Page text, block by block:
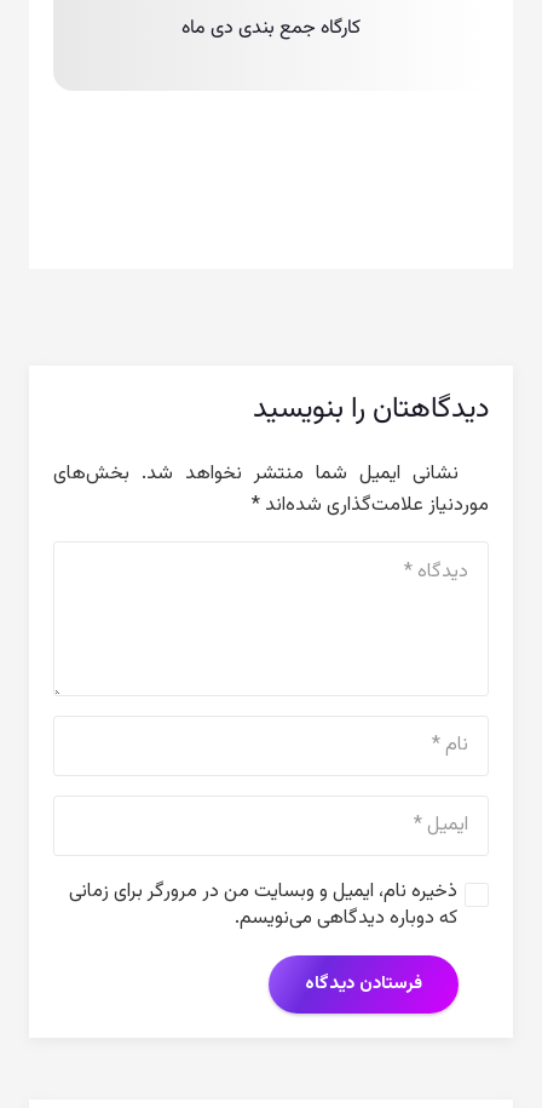
کارگاه جمع بندی دی ماه
دیدگاهتان را بنویسید
نشانی ایمیل شما منتشر نخواهد شد. بخش‌های
موردنیاز علامت‌گذاری شده‌اند *
ذخیره نام، ایمیل و وبسایت من در مرورگر برای زمانی
که دوباره دیدگاهی می‌نویسم.
فرستادن دیدگاه